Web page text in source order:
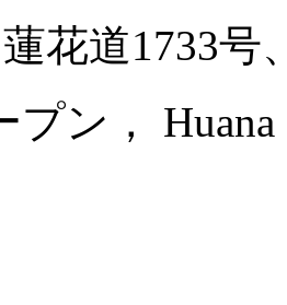
花道1733号
プン，